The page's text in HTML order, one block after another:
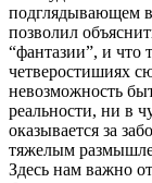
подглядывающем
позволил
“фантазии”, и что
четверостишиях
невозможность
реальности, ни в
оказывается за
тяжелым
Здесь нам важно